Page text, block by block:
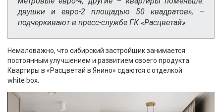
двушки и евро-2 площадью 50 квадратов», –
подчеркивают в пресс-службе ГК «Расцветай».
Немаловажно, что сибирский застройщик занимается
постоянным улучшением и развитием своего продукта.
Квартиры в «Расцветай в Янино» сдаются с отделкой
white box.